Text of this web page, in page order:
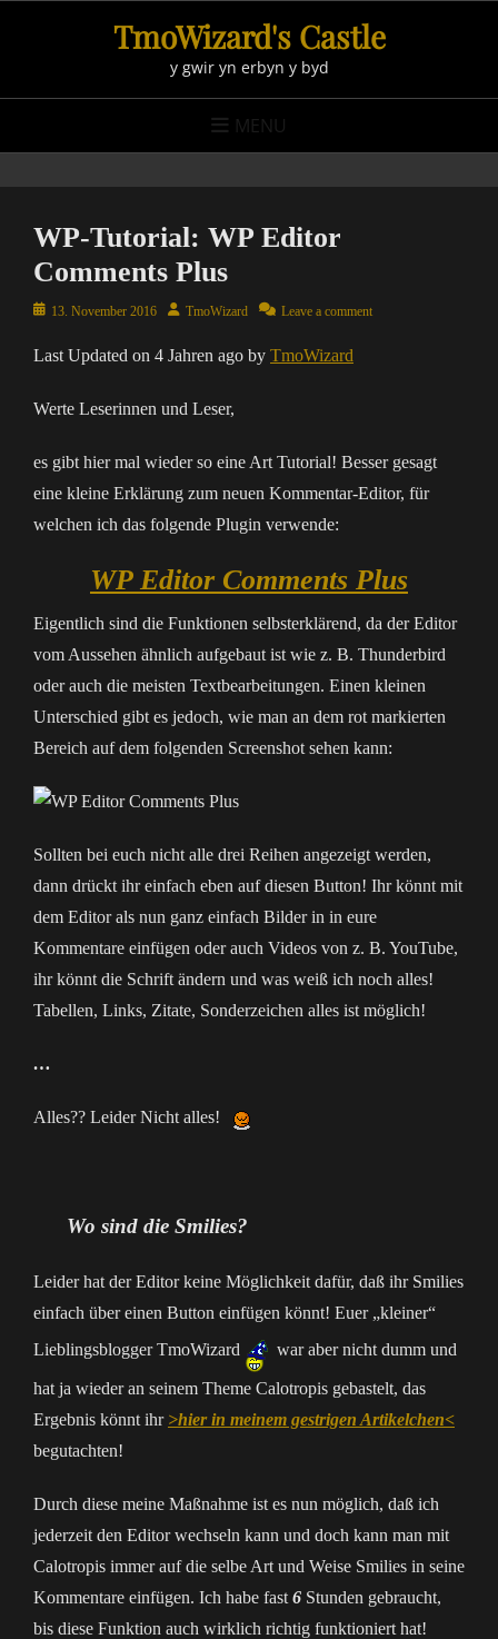
TmoWizard's Castle
y gwir yn erbyn y byd
MENU
WP-Tutorial: WP Editor
Comments Plus
Posted13. November 2016 AuthorTmoWizard Leave a comment
Last Updated on 4 Jahren ago by TmoWizard
Werte Leserinnen und Leser,
es gibt hier mal wieder so eine Art Tutorial! Besser gesagt
eine kleine Erklärung zum neuen Kommentar-Editor, für
welchen ich das folgende Plugin verwende:
WP Editor Comments Plus
Eigentlich sind die Funktionen selbsterklärend, da der Editor
vom Aussehen ähnlich aufgebaut ist wie z. B. Thunderbird
oder auch die meisten Textbearbeitungen. Einen kleinen
Unterschied gibt es jedoch, wie man an dem rot markierten
Bereich auf dem folgenden Screenshot sehen kann:
Sollten bei euch nicht alle drei Reihen angezeigt werden,
dann drückt ihr einfach eben auf diesen Button! Ihr könnt mit
dem Editor als nun ganz einfach Bilder in in eure
Kommentare einfügen oder auch Videos von z. B. YouTube,
ihr könnt die Schrift ändern und was weiß ich noch alles!
Tabellen, Links, Zitate, Sonderzeichen alles ist möglich!
…
Alles?? Leider Nicht alles!
Wo sind die Smilies?
Leider hat der Editor keine Möglichkeit dafür, daß ihr Smilies
einfach über einen Button einfügen könnt! Euer „kleiner“
Lieblingsblogger TmoWizard
war aber nicht dumm und
hat ja wieder an seinem Theme Calotropis gebastelt, das
Ergebnis könnt ihr >hier in meinem gestrigen Artikelchen<
begutachten!
Durch diese meine Maßnahme ist es nun möglich, daß ich
jederzeit den Editor wechseln kann und doch kann man mit
Calotropis immer auf die selbe Art und Weise Smilies in seine
Kommentare einfügen. Ich habe fast 6 Stunden gebraucht,
bis diese Funktion auch wirklich richtig funktioniert hat!